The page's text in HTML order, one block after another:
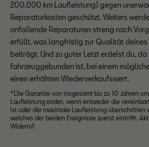
200.000 km Laufleistung) gegen
Reparaturkosten geschützt. Weiters
anfallende Reparaturen streng nach
erfüllt, was langfristig zur Qualität deines
beiträgt. Und zu guter Letzt erzielst du,
fahrzeuggebunden ist, bei einem
einen erhöhten Wiederverkaufswert.
*Die Garantie von insgesamt bis zu 10 Jahren
Laufleistung endet, wenn entweder die
ist oder die maximale Laufleistung überschritten
welches der beiden Ereignisse zuerst eintrifft.
Widerruf.